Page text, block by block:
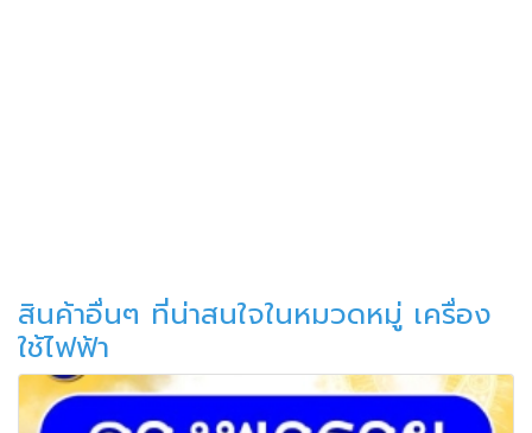
สินค้าอื่นๆ ที่น่าสนใจในหมวดหมู่ เครื่อง
ใช้ไฟฟ้า